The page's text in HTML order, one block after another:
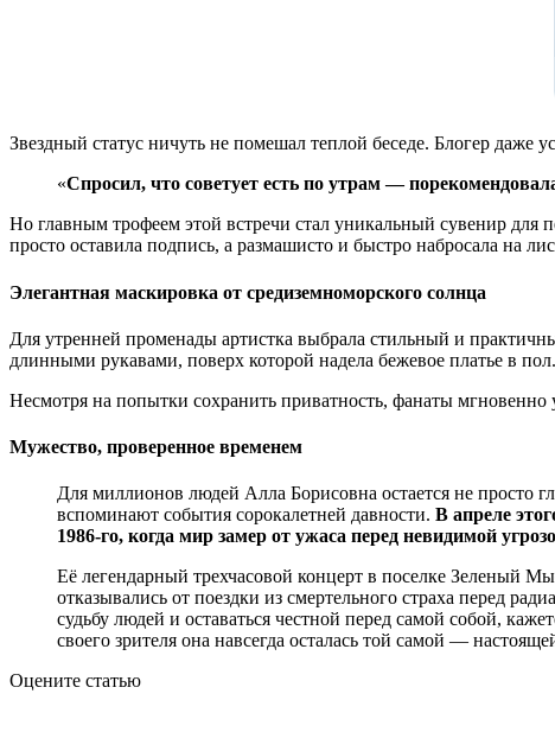
Звездный статус ничуть не помешал теплой беседе. Блогер даже
«Спросил, что советует есть по утрам —
Но главным трофеем этой встречи стал уникальный сувенир для
просто оставила подпись, а размашисто и быстро набросала на
Элегантная маскировка от средиземноморского солнца
Для утренней променады артистка выбрала стильный и
длинными рукавами, поверх которой надела бежевое платье в
Несмотря на попытки сохранить приватность, фанаты
Мужество, проверенное временем
Для миллионов людей Алла Борисовна остается не просто
вспоминают события сорокалетней давности. В апреле
1986-го, когда мир замер от ужаса перед невидимой
Её легендарный трехчасовой концерт в поселке Зеленый
отказывались от поездки из смертельного страха перед
судьбу людей и оставаться честной перед самой собой,
своего зрителя она навсегда осталась той самой —
Оцените статью